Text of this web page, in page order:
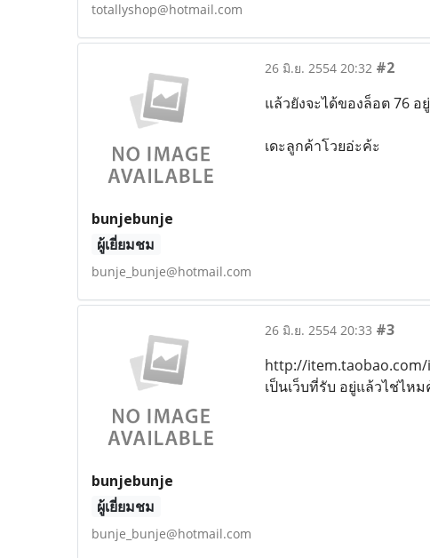
totallyshop@hotmail.com
bunjebunje
ผู้เยี่ยมชม
bunje_bunje@hotmail.com
26 มิ.ย. 2554 20:32 #2
แล้วยังจะได้ของล็อต 76 อ
เดะลูกค้าโวยอ่ะค้ะ
bunjebunje
ผู้เยี่ยมชม
bunje_bunje@hotmail.com
26 มิ.ย. 2554 20:33 #3
http://item.taobao.com/
เป็นเว็บที่รับ อยู่แล้วไช่ไห